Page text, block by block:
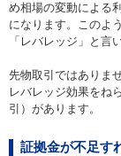
アクセス
English
法人・行政機関の方
め相場の変動による
になります。このよ
「レバレッジ」と言
先物取引ではありま
レバレッジ効果をね
引）があります。
証拠金が不足す